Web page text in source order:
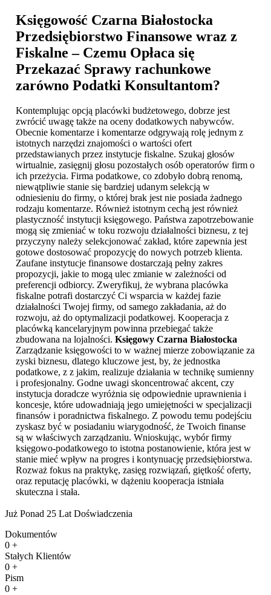
Księgowość Czarna Białostocka
Przedsiębiorstwo Finansowe wraz z
Fiskalne – Czemu Opłaca się
Przekazać Sprawy rachunkowe
zarówno Podatki Konsultantom?
Kontemplując opcją placówki budżetowego, dobrze jest
zwrócić uwagę także na oceny dodatkowych nabywców.
Obecnie komentarze i komentarze odgrywają rolę jednym z
istotnych narzędzi znajomości o wartości ofert
przedstawianych przez instytucje fiskalne. Szukaj głosów
wirtualnie, zasięgnij głosu pozostałych osób operatorów firm o
ich przeżycia. Firma podatkowe, co zdobyło dobrą renomą,
niewątpliwie stanie się bardziej udanym selekcją w
odniesieniu do firmy, o której brak jest nie posiada żadnego
rodzaju komentarze. Również istotnym cechą jest również
plastyczność instytucji księgowego. Państwa zapotrzebowanie
mogą się zmieniać w toku rozwoju działalności biznesu, z tej
przyczyny należy selekcjonować zakład, które zapewnia jest
gotowe dostosować propozycję do nowych potrzeb klienta.
Zaufane instytucje finansowe dostarczają pełny zakres
propozycji, jakie to mogą ulec zmianie w zależności od
preferencji odbiorcy. Zweryfikuj, że wybrana placówka
fiskalne potrafi dostarczyć Ci wsparcia w każdej fazie
działalności Twojej firmy, od samego zakładania, aż do
rozwoju, aż do optymalizacji podatkowej. Kooperacja z
placówką kancelaryjnym powinna przebiegać także
zbudowana na lojalności. Księgowy Czarna Białostocka
Zarządzanie księgowości to w ważnej mierze zobowiązanie za
zyski biznesu, dlatego kluczowe jest, by, że jednostka
podatkowe, z z jakim, realizuje działania w technikę sumienny
i profesjonalny. Godne uwagi skoncentrować akcent, czy
instytucja doradcze wyróżnia się odpowiednie uprawnienia i
koncesje, które udowadniają jego umiejętności w specjalizacji
finansów i poradnictwa fiskalnego. Z powodu temu podejściu
zyskasz być w posiadaniu wiarygodność, że Twoich finanse
są w właściwych zarządzaniu. Wnioskując, wybór firmy
księgowo-podatkowego to istotna postanowienie, która jest w
stanie mieć wpływ na progres i kontynuację przedsiębiorstwa.
Rozważ fokus na praktykę, zasięg rozwiązań, giętkość oferty,
oraz reputację placówki, w dążeniu kooperacja istniała
skuteczna i stała.
Już Ponad 25 Lat Doświadczenia
Dokumentów
0 +
Stałych Klientów
0 +
Pism
0 +